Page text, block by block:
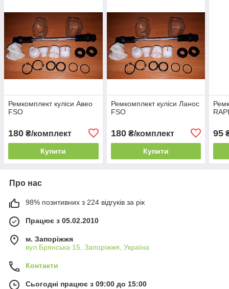
Ремкомплект куліси Авео
FSO
180 ₴/комплект
Купити
Ремкомплект куліси Ланос
FSO
180₴/комплект
Купити
95
Про нас
98% позитивних з 224 відгуків за рік
Працює з 05.02.2010
м. Запоріжжя
вул.Брянська 15, Запоріжжя, Україна
Контакти
Сьогодні працює з 09:00 до 15:00